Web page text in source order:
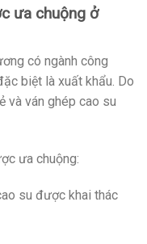
ưa chuộng ở
có ngành công
biệt là xuất khẩu. Do
và ván ghép cao su
ưa chuộng:
su được khai thác